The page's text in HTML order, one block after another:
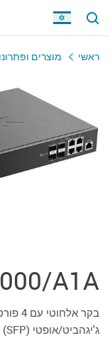
ראשי מוצרים
A1A
בקר
ג'יגהביט/אופטי (SFP)